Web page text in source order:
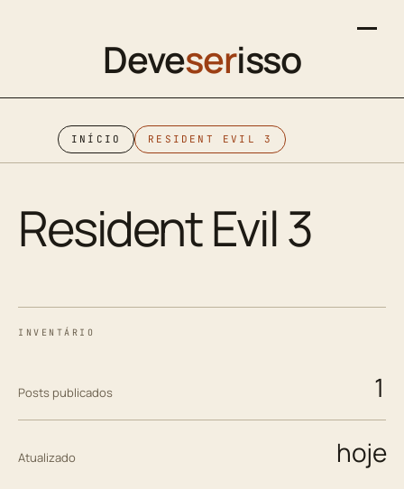
Deveserisso
INÍCIO RESIDENT EVIL 3
Resident Evil 3
INVENTÁRIO
Posts publicados 1
Atualizado hoje